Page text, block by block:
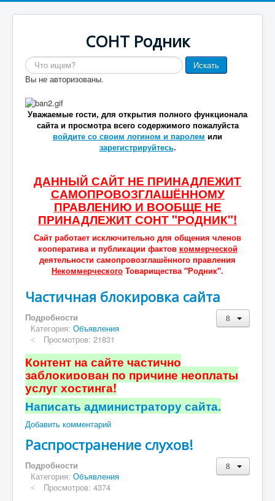
СОНТ Родник
Поиск
Искать
Вы не авторизованы.
Уважаемые гости, для открытия полного функционала
сайта и просмотра всего содержимого пожалуйста
войдите со своим логином и паролем или
зарегистрируйтесь.
ДАННЫЙ САЙТ НЕ ПРИНАДЛЕЖИТ
САМОПРОВОЗГЛАШЁННОМУ
ПРАВЛЕНИЮ И ВООБЩЕ НЕ
ПРИНАДЛЕЖИТ СОНТ "РОДНИК"!
Сайт работает исключительно для общения членов
кооператива и публикации фактов коммерческой
деятельности самопровозглашённого правления
Некоммерческого Товарищества "Родник".
Частичная блокировка сайта
Подробности
Категория: Объявления
Просмотров: 21831
Контент на сайте частично
заблокирован по причине неоплаты
услуг хостинга!
Написать администратору сайта.
Добавить комментарий
Распространение слухов!
Подробности
Категория: Объявления
Просмотров: 4374